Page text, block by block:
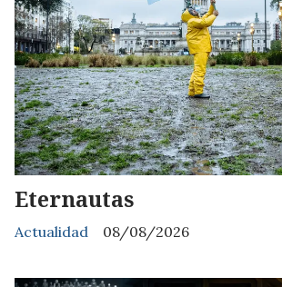
Eternautas
Actualidad 08/08/2026